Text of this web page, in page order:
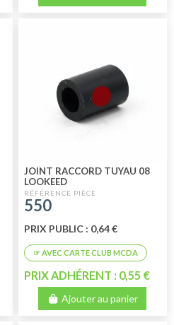
JOINT RACCORD TUYAU 08
LOOKEED
550
PRIX PUBLIC : 0,64 €
PRIX ADHÉRENT : 0,55 €
Ajouter au panier